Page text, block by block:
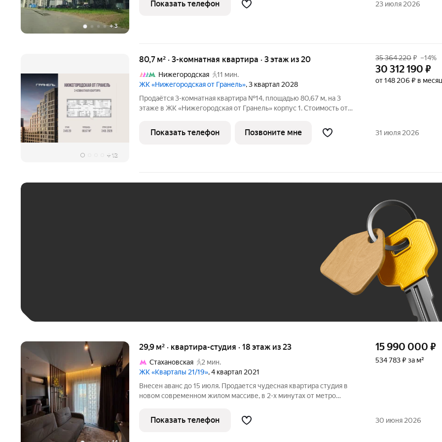
+3
комната с нишей,
Показать телефон 23 июля 2026
+ 12
80,7 м² · 3-комнатная квартира · 3 этаж из 20
Нижегородская
11 мин.
ЖК «Нижегородская от Гранель», 3 квартал 2028
Продаётся 3-комнатная квартира №14, площадью 80,67 м, на 3
этаже в ЖК «Нижегородская от Гранель» корпус 1. Стоимость от
во двор. «Нижегородская от Гранель» жилой комплекс для тех, кто
35 364 220₽ –14%
30 312 190 ₽
от 148 206 ₽ в месяц
Показать телефон Позвоните мне 31 июля 2026
29,9 м² · квартира-студия · 18 этаж из 23
Стахановская
2 мин.
ЖК «Кварталы 21/19», 4 квартал 2021
Внесен аванс до 15 июля. Продается чудесная квартира студия в
новом современном жилом массиве, в 2-х минутах от метро
Красивый современный кластер с развитой инфраструктурой.
Внутри выдержана
15 990 000 ₽
534 783 ₽ за м²
Показать телефон 30 июня 2026